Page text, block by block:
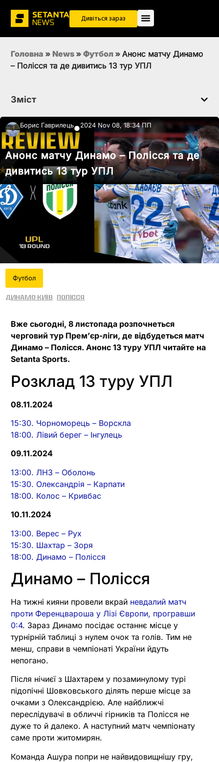
Дивіться зараз
Головна » News » Футбол » Анонс матчу Динамо
– Полісся та де дивитись 13 тур УПЛ
Зміст
Борис Гаврилець●2024 Nov 08, 18:34 ПП
Анонс матчу Динамо – Полісся та де
дивитись 13 тур УПЛ
Футбол
Динамо Київ Полісся
Вже сьогодні, 8 листопада розпочнеться
черговий тур Прем’єр-ліги, де відбудеться матч
Динамо – Полісся. Анонс 13 туру УПЛ читайте на
Setanta Sports.
Розклад 13 туру УПЛ
08.11.2024
15:30. Чорноморець – Ворскла
18:00. Лівий берег – Інгулець
09.11.2024
13:00. ЛНЗ – Оболонь
15:30. Олександрія – Карпати
18:00. Колос – Кривбас
10.11.2024
13:00. Верес – Рух
15:30. Шахтар – Зоря
18:00. Динамо – Полісся
Динамо – Полісся
На тижні кияни провели вкрай невдалий матч
проти Ференцвароша у Лізі Європи, програвши
0:4. Зараз Динамо посідає останнє місце у
турнірній таблиці з нулем очок та голів. Тим не
менш, справи в чемпіонаті України йдуть
непогано.
Після нічиєї з Шахтарем у позаминулому турі
підопічні Шовковського ділять перше місце за
очками з Олександрією. Але найближчі
переслідувачі в обличчі гірників та Полісся не
дуже то й далеко. А наступний матч чемпіонату
саме проти житомирян.
Команда Ашура попри не найвидовищнішу гру,